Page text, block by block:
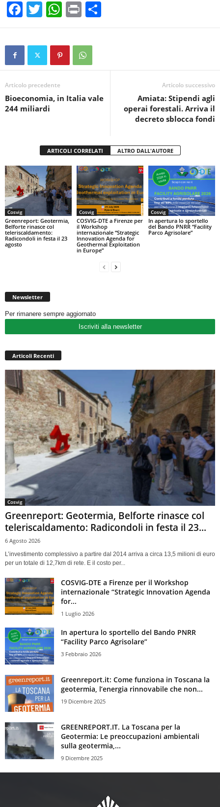
F
a
c
b
o
o
T
wi
tt
W
h
at
s
A
p
Pr
in
t
o
vi
Articolo precedente
Bioeconomia, in Italia vale
244 miliardi
Articolo successivo
Amiata: Stipendi agli
operai forestali. Arriva il
decreto sblocca fondi
ARTICOLI CORRELATI ALTRO DALL'AUTORE
Cosvig
Greenreport: Geotermia,
Belforte rinasce col
teleriscaldamento:
Radicondoli in festa il 23
agosto
Cosvig
COSVIG-DTE a Firenze per
il Workshop
internazionale “Strategic
Innovation Agenda for
Geothermal Exploitation
in Europe”
Cosvig
In apertura lo sportello
del Bando PNRR “Facility
Parco Agrisolare”
Newsletter
Per rimanere sempre aggiornato
Iscriviti alla newsletter
Articoli Recenti
Cosvig
Greenreport: Geotermia, Belforte rinasce col
teleriscaldamento: Radicondoli in festa il 23...
6 Agosto 2026
L’investimento complessivo a partire dal 2014 arriva a circa 13,5 milioni di euro
per un totale di 12,7km di rete. E il costo per...
COSVIG-DTE a Firenze per il Workshop
internazionale “Strategic Innovation Agenda
for...
1 Luglio 2026
In apertura lo sportello del Bando PNRR
“Facility Parco Agrisolare”
3 Febbraio 2026
Greenreport.it: Come funziona in Toscana la
geotermia, l’energia rinnovabile che non...
19 Dicembre 2025
GREENREPORT.IT. La Toscana per la
Geotermia: Le preoccupazioni ambientali
sulla geotermia,...
9 Dicembre 2025